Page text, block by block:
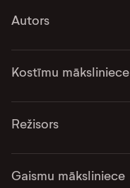
Autors
Kostīmu māksliniece
Režisors
Gaismu māksliniece